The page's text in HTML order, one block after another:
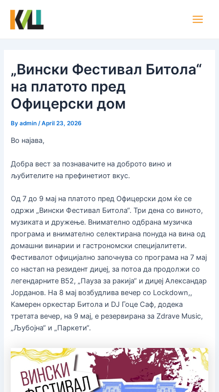
content
„Вински Фестивал Битола“
на платото пред
Офицерски дом
Byadmin /April 23, 2026
Во најава,
Добра вест за познавачите на доброто вино и
љубителите на префинетиот вкус.
Од 7 до 9 мај на платото пред Офицерски дом ќе се
одржи „Вински Фестивал Битола“. Три дена со виното,
музиката и дружење. Внимателно одбрана музичка
програма и внимателно селектирана понуда на вина од
домашни винарии и гастрономски специјалитети.
Фестивалот официјално започнува со програма на 7 мај
со настап на резидент диџеј, за потоа да продолжи со
легендарните B52, „Пауза за ракија“ и диџеј Александар
Јорданов. На 8 мај возбудлива вечер со Lockdown,,
Камерен оркестар Битола и DJ Гоце Саф, додека
третата вечер, на 9 мај, е резервирана за Zdrave Music,
„Љубојна“ и „Паркети“.
navigation